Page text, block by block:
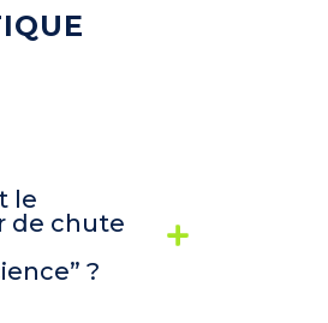
le
de chute
?